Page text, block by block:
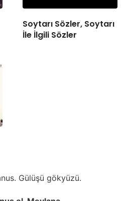
Soytarı Sözler, Soytarı
İle İlgili Sözler
Gülüşü gökyüzü.